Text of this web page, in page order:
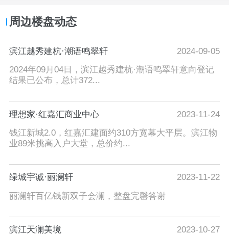
周边楼盘动态
滨江越秀建杭·潮语鸣翠轩
2024-09-05
2024年09月04日，滨江越秀建杭·潮语鸣翠轩意向登记
结果已公布，总计372...
理想家·红嘉汇商业中心
2023-11-24
钱江新城2.0，红嘉汇建面约310方宽幕大平层。滨江物
业89米挑高入户大堂，总价约...
绿城宇诚·丽澜轩
2023-11-22
滨江天澜美境
2023-10-27